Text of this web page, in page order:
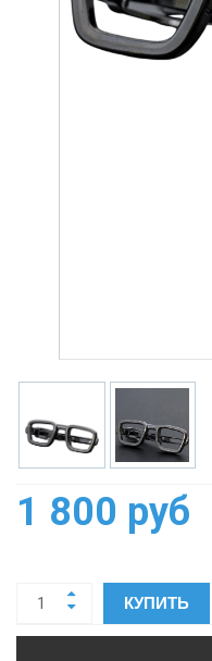
1 800 руб
КУПИТЬ